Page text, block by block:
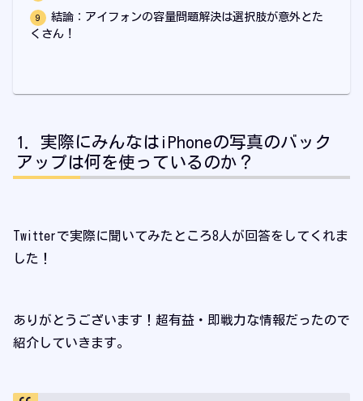
結論：アイフォンの容量問題解決は選択肢が意外とた
くさん！
実際にみんなはiPhoneの写真のバック
アップは何を使っているのか？
Twitterで実際に聞いてみたところ8人が回答をしてくれま
した！
ありがとうございます！超有益・即戦力な情報だったので
紹介していきます。